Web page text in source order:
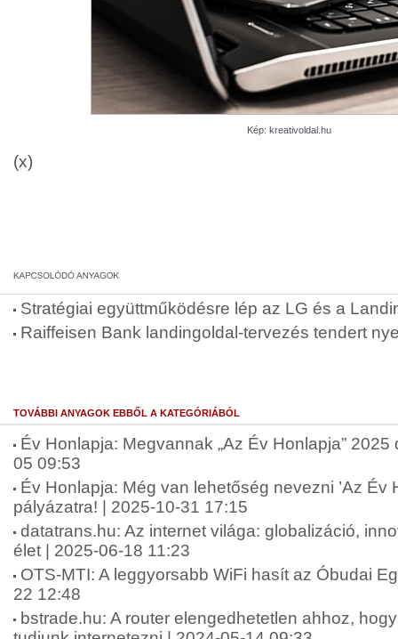
Kép: kreativoldal.hu
(x)
Stratégiai együttműködésre lép az LG és a
Raiffeisen Bank landingoldal-tervezés tendert
TOVÁBBI ANYAGOK EBBŐL A KATEGÓRIÁBÓL
Év Honlapja: Megvannak „Az Év Honlapja”
05 09:53
Év Honlapja: Még van lehetőség nevezni ’Az Év
pályázatra! | 2025-10-31 17:15
datatrans.hu: Az internet világa: globalizáció,
élet | 2025-06-18 11:23
OTS-MTI: A leggyorsabb WiFi hasít az Óbudai
22 12:48
bstrade.hu: A router elengedhetetlen ahhoz,